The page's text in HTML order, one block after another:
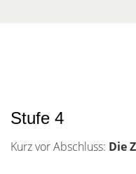
Stufe 4
Kurz vor Abschluss: Die